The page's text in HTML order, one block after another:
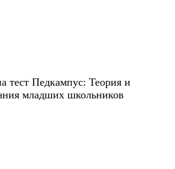
тест Педкампус: Теория и
младших школьников